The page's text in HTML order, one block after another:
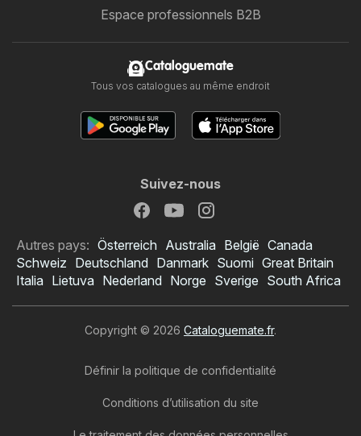
Espace professionnels B2B
Cataloguemate
Tous vos catalogues au même endroit
Suivez-nous
Autres pays: Österreich Australia België Canada
Schweiz Deutschland Danmark Suomi Great Britain
Italia Lietuva Nederland Norge Sverige South Africa
Copyright © 2026 Cataloguemate.fr.
Définir la politique de confidentialité
Conditions d’utilisation du site